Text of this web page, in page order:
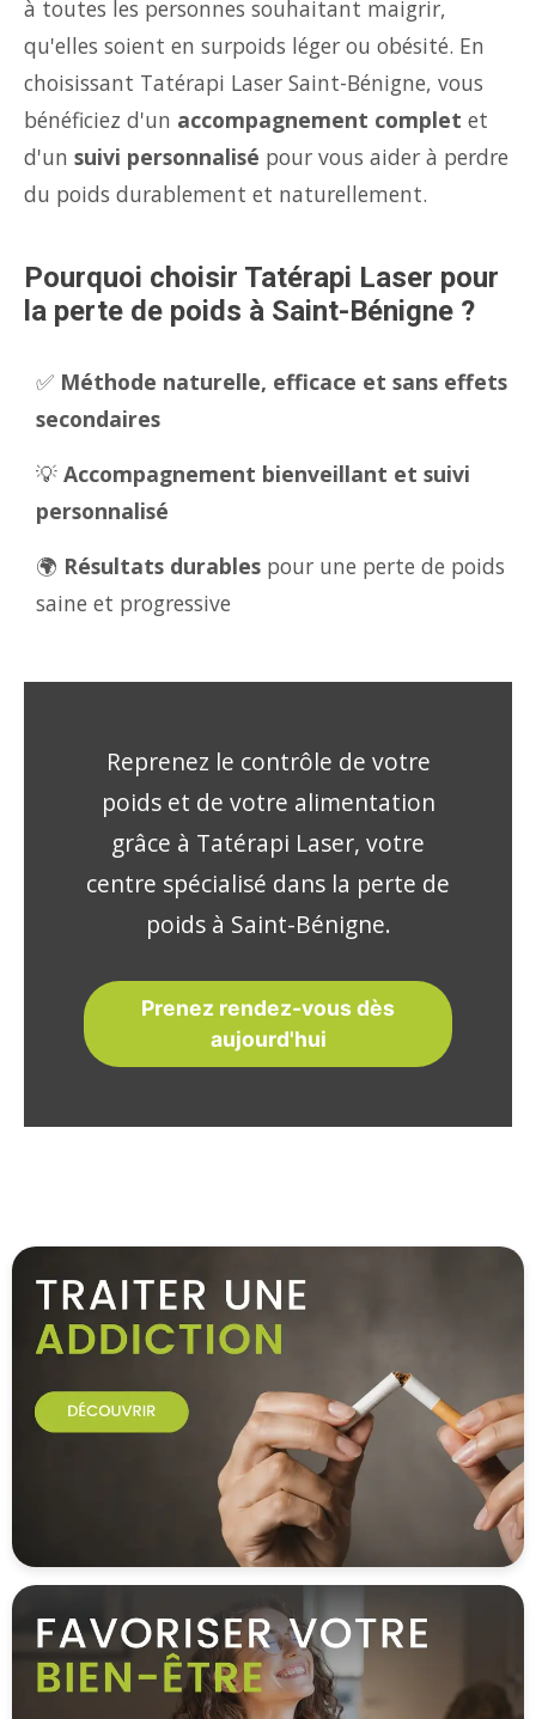
à toutes les personnes souhaitant maigrir,
qu'elles soient en surpoids léger ou obésité. En
choisissant Tatérapi Laser Saint-Bénigne, vous
bénéficiez d'un accompagnement complet et
d'un suivi personnalisé pour vous aider à perdre
du poids durablement et naturellement.
Pourquoi choisir Tatérapi Laser pour
la perte de poids à Saint-Bénigne ?
✅ Méthode naturelle, efficace et sans effets
secondaires
💡 Accompagnement bienveillant et suivi
personnalisé
🌍 Résultats durables pour une perte de poids
saine et progressive
Reprenez le contrôle de votre
poids et de votre alimentation
grâce à Tatérapi Laser, votre
centre spécialisé dans la perte de
poids à Saint-Bénigne.
Prenez rendez-vous dès
aujourd'hui